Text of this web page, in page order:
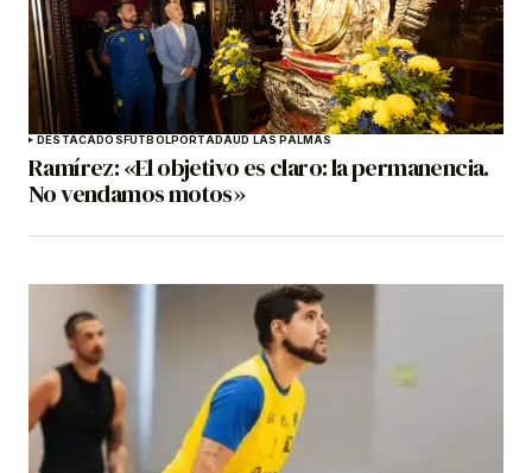
DESTACADOSFÚTBOLPORTADAUD LAS PALMAS
Ramírez: «El objetivo es claro: la permanencia.
No vendamos motos»